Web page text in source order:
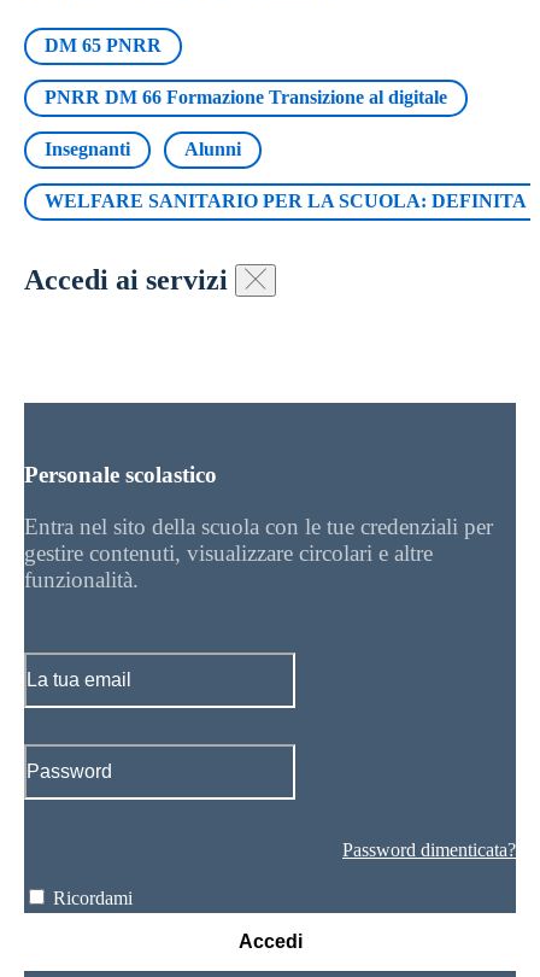
DM 65 PNRR
PNRR DM 66 Formazione Transizione al digitale
Insegnanti Alunni
WELFARE SANITARIO PER LA SCUOLA: DEFINITA
Accedi ai servizi
Personale scolastico
Entra nel sito della scuola con le tue credenziali per
gestire contenuti, visualizzare circolari e altre
funzionalità.
Password dimenticata?
Ricordami
Accedi